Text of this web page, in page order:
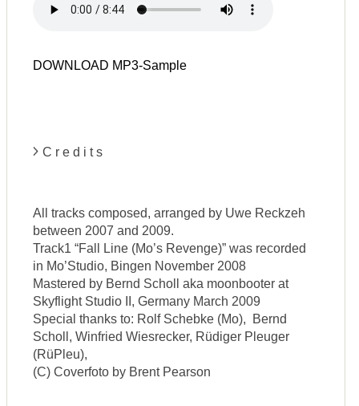
DOWNLOAD MP3-Sample
C r e d i t s
All tracks composed, arranged by Uwe Reckzeh
between 2007 and 2009.
Track1 “Fall Line (Mo’s Revenge)” was recorded
in Mo’Studio, Bingen November 2008
Mastered by Bernd Scholl aka moonbooter at
Skyflight Studio II, Germany March 2009
Special thanks to: Rolf Schebke (Mo), Bernd
Scholl, Winfried Wiesrecker, Rüdiger Pleuger
(RüPleu),
(C) Coverfoto by Brent Pearson